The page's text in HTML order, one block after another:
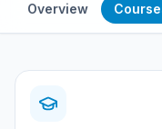
Overview